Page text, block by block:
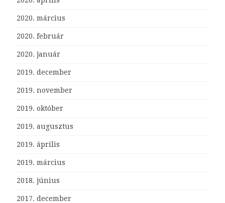
2020. március
2020. február
2020. január
2019. december
2019. november
2019. október
2019. augusztus
2019. április
2019. március
2018. június
2017. december